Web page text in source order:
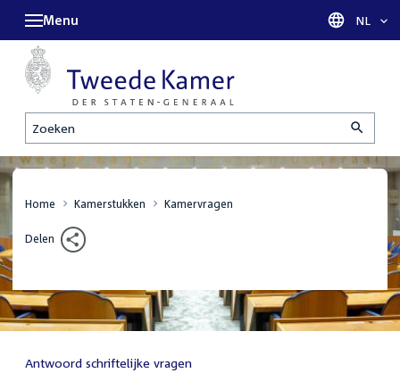
Zoeken
Menu Taal
NL
Home Kamerstukken Kamervragen
Delen
Antwoord schriftelijke vragen